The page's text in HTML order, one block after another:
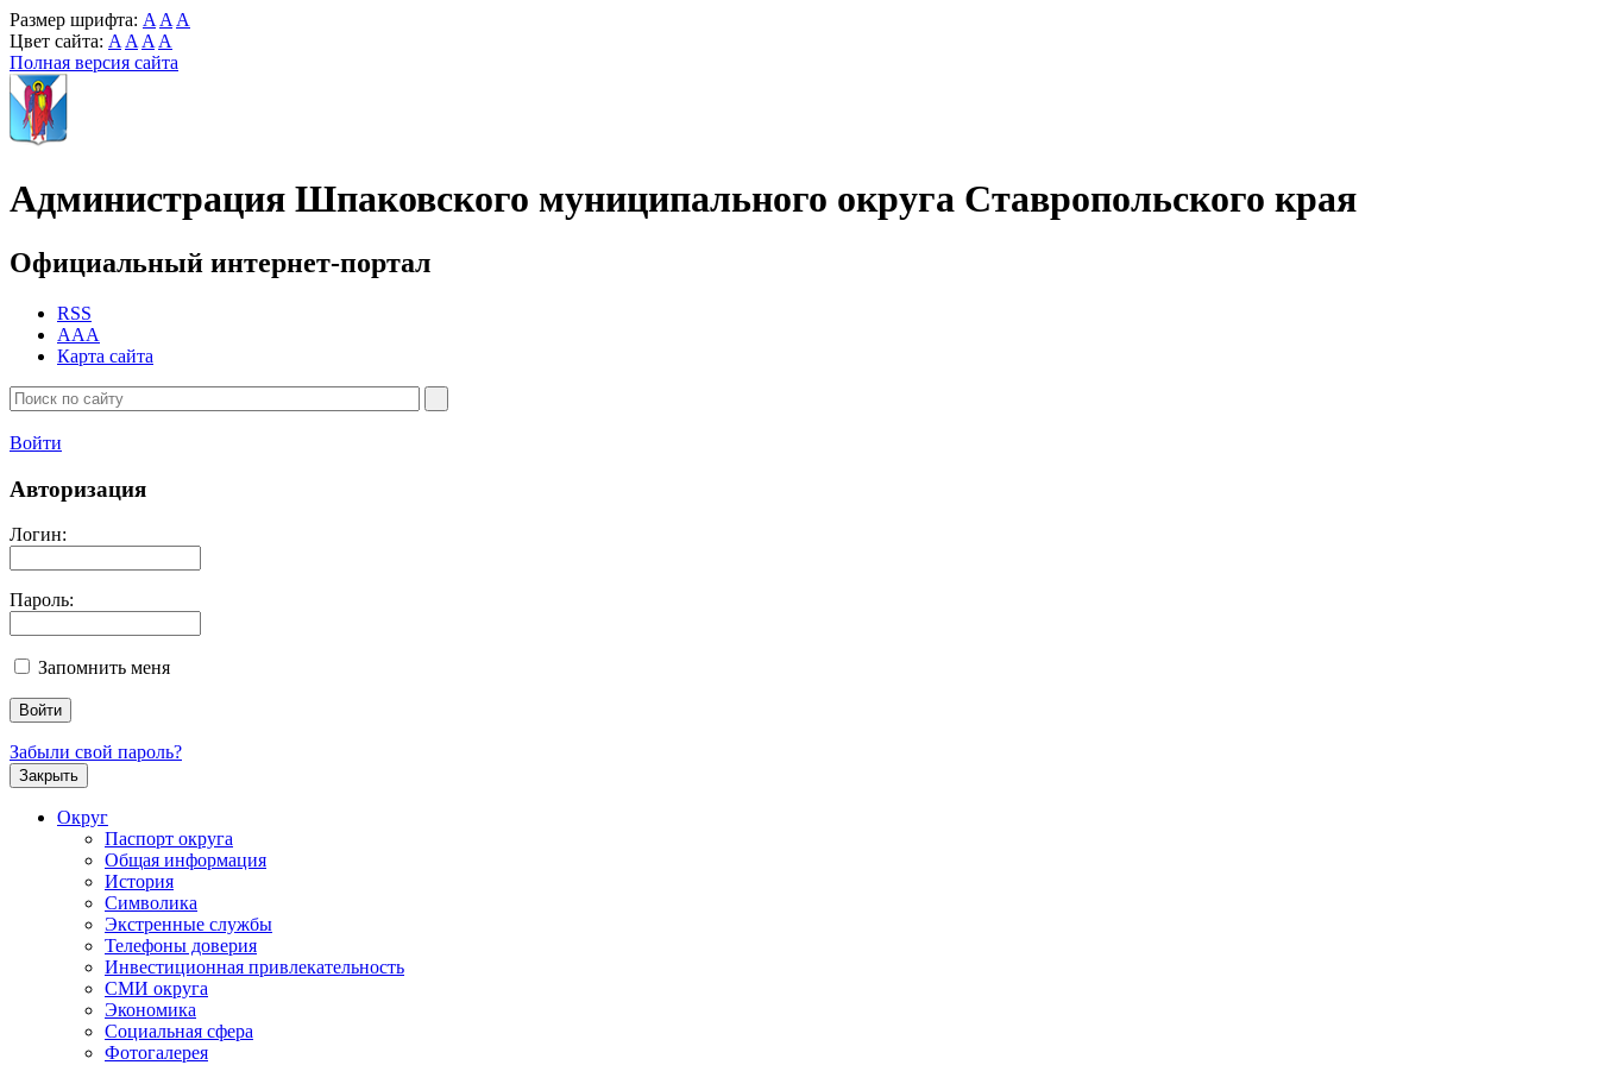
Размер шрифта: A A A
Цвет сайта: A A A A
Полная версия сайта
Администрация Шпаковского муниципального округа Ставропольского края
Официальный интернет-портал
RSS
AAA
Карта сайта
Войти
Авторизация
Логин:
Пароль:
Запомнить меня
Забыли свой пароль?
Закрыть
Округ
Паспорт округа
Общая информация
История
Символика
Экстренные службы
Телефоны доверия
Инвестиционная привлекательность
СМИ округа
Экономика
Социальная сфера
Фотогалерея